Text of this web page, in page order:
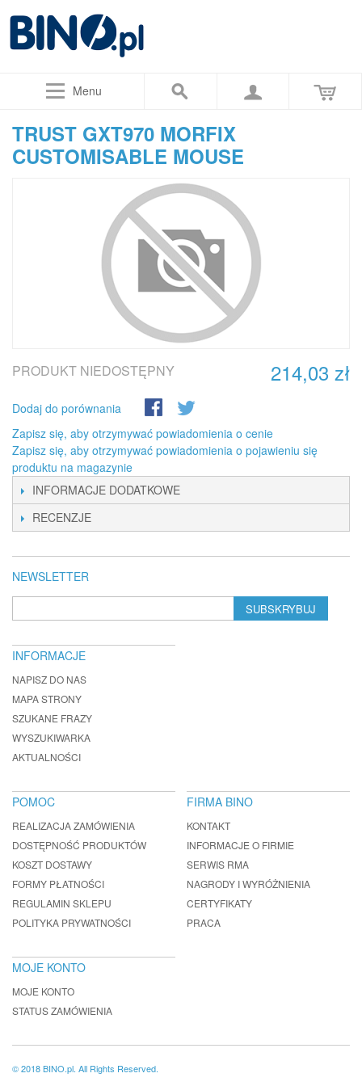
Menu
TRUST GXT970 MORFIX
CUSTOMISABLE MOUSE
214,03 zł
PRODUKT NIEDOSTĘPNY
Dodaj do porównania
Zapisz się, aby otrzymywać powiadomienia o cenie
Zapisz się, aby otrzymywać powiadomienia o pojawieniu się
produktu na magazynie
INFORMACJE DODATKOWE
RECENZJE
NEWSLETTER
SUBSKRYBUJ
INFORMACJE
NAPISZ DO NAS
MAPA STRONY
SZUKANE FRAZY
WYSZUKIWARKA
AKTUALNOŚCI
POMOC
REALIZACJA ZAMÓWIENIA
DOSTĘPNOŚĆ PRODUKTÓW
KOSZT DOSTAWY
FORMY PŁATNOŚCI
REGULAMIN SKLEPU
POLITYKA PRYWATNOŚCI
FIRMA BINO
KONTAKT
INFORMACJE O FIRMIE
SERWIS RMA
NAGRODY I WYRÓŻNIENIA
CERTYFIKATY
PRACA
MOJE KONTO
MOJE KONTO
STATUS ZAMÓWIENIA
© 2018 BINO.pl. All Rights Reserved.